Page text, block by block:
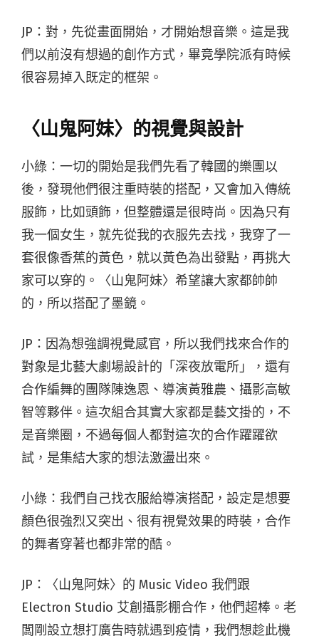
JP：對，先從畫面開始，才開始想音樂。這是我
們以前沒有想過的創作方式，畢竟學院派有時候
很容易掉入既定的框架。
〈山鬼阿妹〉的視覺與設計
小綠：一切的開始是我們先看了韓國的樂團以
後，發現他們很注重時裝的搭配，又會加入傳統
服飾，比如頭飾，但整體還是很時尚。因為只有
我一個女生，就先從我的衣服先去找，我穿了一
套很像香蕉的黃色，就以黃色為出發點，再挑大
家可以穿的。〈山鬼阿妹〉希望讓大家都帥帥
的，所以搭配了墨鏡。
JP：因為想強調視覺感官，所以我們找來合作的
對象是北藝大劇場設計的「深夜放電所」，還有
合作編舞的團隊陳逸恩、導演黃雅農、攝影高敏
智等夥伴。這次組合其實大家都是藝文掛的，不
是音樂圈，不過每個人都對這次的合作躍躍欲
試，是集結大家的想法激盪出來。
小綠：我們自己找衣服給導演搭配，設定是想要
顏色很強烈又突出、很有視覺效果的時裝，合作
的舞者穿著也都非常的酷。
JP：〈山鬼阿妹〉的 Music Video 我們跟
Electron Studio 艾創攝影棚合作，他們超棒。老
闆剛設立想打廣告時就遇到疫情，我們想趁此機